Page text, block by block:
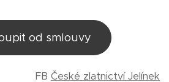
od smlouvy
FB České zlatnictví Jelínek